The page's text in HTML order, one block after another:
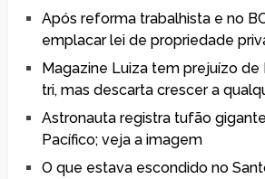
Após reforma trabalhista e no
emplacar lei de propriedade
Magazine Luiza tem prejuízo de
tri, mas descarta crescer a
Astronauta registra tufão
Pacífico; veja a imagem
O que estava escondido no